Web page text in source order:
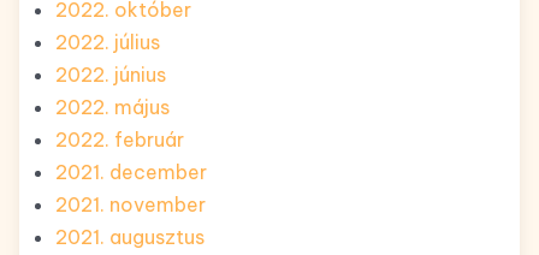
2022. október
2022. július
2022. június
2022. május
2022. február
2021. december
2021. november
2021. augusztus